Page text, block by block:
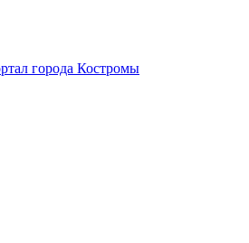
города Костромы